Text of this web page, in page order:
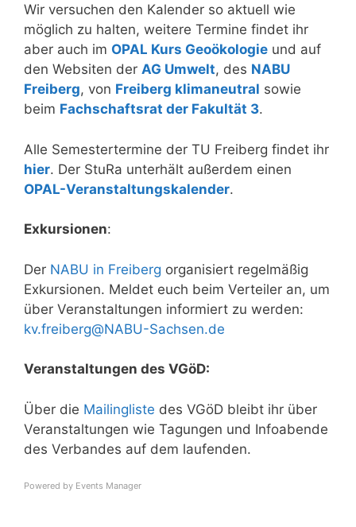
Wir versuchen den Kalender so aktuell wie
möglich zu halten, weitere Termine findet ihr
aber auch im OPAL Kurs Geoökologie und auf
den Websiten der AG Umwelt, des NABU
Freiberg, von Freiberg klimaneutral sowie
beim Fachschaftsrat der Fakultät 3.
Alle Semestertermine der TU Freiberg findet ihr
hier. Der StuRa unterhält außerdem einen
OPAL-Veranstaltungskalender.
Exkursionen:
Der NABU in Freiberg organisiert regelmäßig
Exkursionen. Meldet euch beim Verteiler an, um
über Veranstaltungen informiert zu werden:
kv.freiberg@NABU-Sachsen.de
Veranstaltungen des VGöD:
Über die Mailingliste des VGöD bleibt ihr über
Veranstaltungen wie Tagungen und Infoabende
des Verbandes auf dem laufenden.
Powered by Events Manager